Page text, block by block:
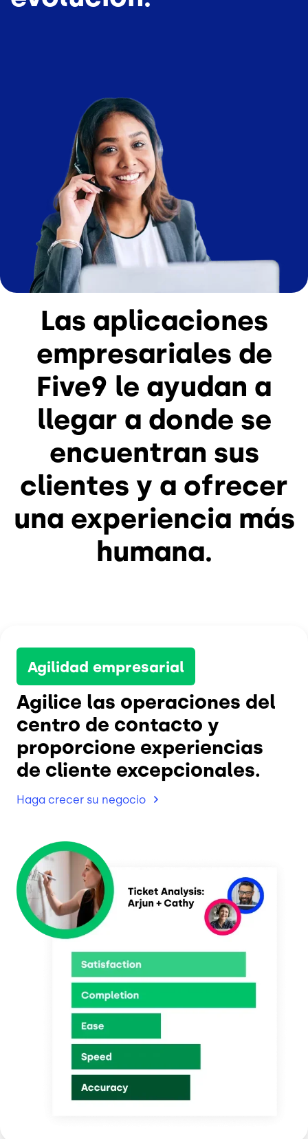
Las aplicaciones
empresariales de
Five9 le ayudan a
llegar a donde se
encuentran sus
clientes y a ofrecer
una experiencia más
humana.
Agilidad empresarial
Agilice las operaciones del
centro de contacto y
proporcione experiencias
de cliente excepcionales.
Haga crecer su negocio
Imagen